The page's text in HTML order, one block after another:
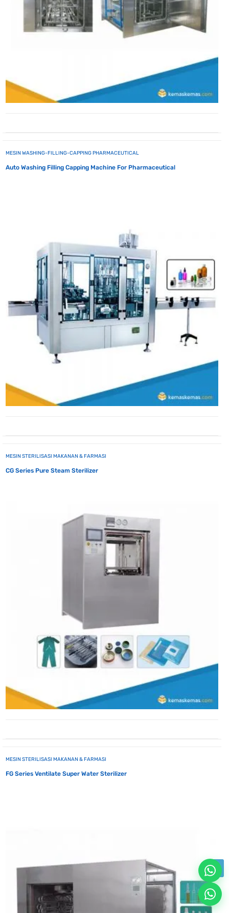
MESIN WASHING-FILLING-CAPPING PHARMACEUTICAL
Auto Washing Filling Capping Machine For Pharmaceutical
MESIN STERILISASI MAKANAN & FARMASI
CG Series Pure Steam Sterilizer
MESIN STERILISASI MAKANAN & FARMASI
FG Series Ventilate Super Water Sterilizer